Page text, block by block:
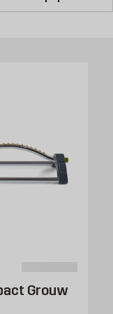
først måle opp
og gjøre eventuelle
Et sprinkleranlegg
som vil slippe å
Grouw